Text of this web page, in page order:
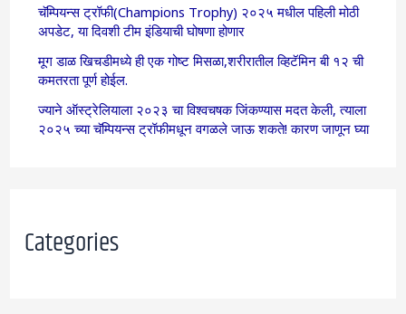
चॅम्पियन्स ट्रॉफी(Champions Trophy) २०२५ मधील पहिली मोठी
अपडेट, या दिवशी टीम इंडियाची घोषणा होणार
मूग डाळ खिचडीमध्ये ही एक गोष्ट मिसळा,शरीरातील व्हिटॅमिन बी १२ ची
कमतरता पूर्ण होईल.
ज्याने ऑस्ट्रेलियाला २०२३ चा विश्वचषक जिंकण्यास मदत केली, त्याला
२०२५ च्या चॅम्पियन्स ट्रॉफीमधून वगळले जाऊ शकते! कारण जाणून घ्या
Categories